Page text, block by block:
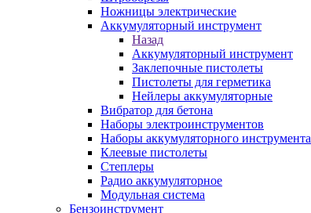
Ножницы электрические
Аккумуляторный инструмент
Назад
Аккумуляторный инструмент
Заклепочные пистолеты
Пистолеты для герметика
Нейлеры аккумуляторные
Вибратор для бетона
Наборы электроинструментов
Наборы аккумуляторного инструмента
Клеевые пистолеты
Степлеры
Радио аккумуляторное
Модульная система
Бензоинструмент